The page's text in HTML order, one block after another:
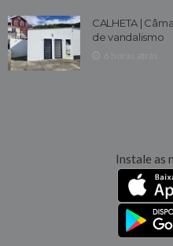
CALHETA |
de vandalismo
Instale as